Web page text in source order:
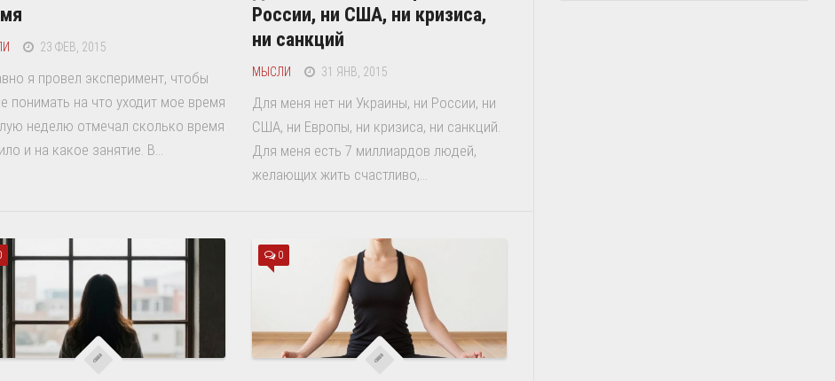
23 ФЕВ, 2015
я провел эксперимент, чтобы
понимать на что уходит мое время
неделю отмечал сколько время
и на какое занятие. В...
России, ни США, ни кризиса,
ни санкций
МЫСЛИ 31 ЯНВ, 2015
Для меня нет ни Украины, ни России, ни
США, ни Европы, ни кризиса, ни санкций.
Для меня есть 7 миллиардов людей,
желающих жить счастливо,...
0